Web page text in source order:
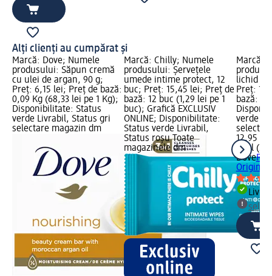
Alți clienți au cumpărat și
Marcă: Dove; Numele
produsului: Săpun cremă
cu ulei de argan, 90 g;
Preț: 6,15 lei; Preț de bază:
0,09 Kg (68,33 lei pe 1 Kg);
Disponibilitate: Status
verde Livrabil, Status gri
selectare magazin dm
Marcă: Chilly; Numele
produsului: Șervețele
umede intime protect, 12
buc; Preț: 15,45 lei; Preț de
bază: 12 buc (1,29 lei pe 1
buc); Grafică EXCLUSIV
ONLINE; Disponibilitate:
Status verde Livrabil,
Status roșu Toate
magazinele dm
Marcă:
lichid
Preț:
bază:
verde
12,95 lei
0,5 l
Dove